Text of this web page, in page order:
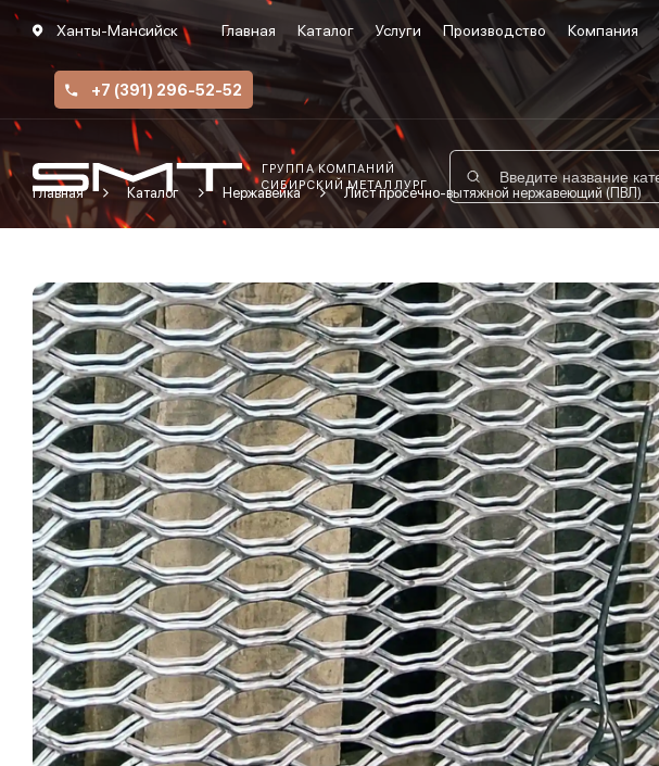
Ханты-Мансийск Главная Каталог Услуги Производство Компания
+7 (391) 296-52-52
ГРУППА КОМПАНИЙ
СИБИРСКИЙ МЕТАЛЛУРГ
Главная Каталог Нержавейка Лист просечно-вытяжной нержавеющий (ПВЛ)